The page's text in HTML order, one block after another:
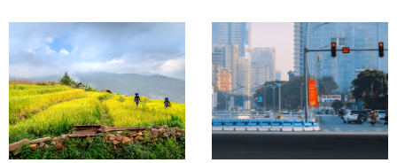
国
同奈
名藤
日
本
2014 56 x x
胡志
明
市，
西宁